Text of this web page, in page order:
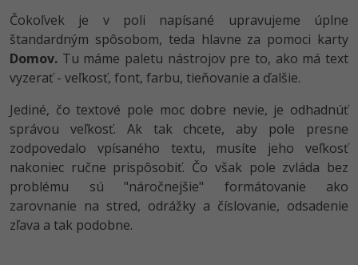
Čokoľvek je v poli napísané upravujeme úplne
štandardným spôsobom, teda hlavne za pomoci karty
Domov. Tu máme paletu nástrojov pre to, ako má text
vyzerať - veľkosť, font, farbu, tieňovanie a ďalšie.
Jediné, čo textové pole moc dobre nevie, je odhadnúť
správou veľkosť. Ak tak chcete, aby pole presne
zodpovedalo vpísaného textu, musíte jeho veľkosť
nakoniec ručne prispôsobiť. Čo však pole zvláda bez
problému sú "náročnejšie" formátovanie ako
zarovnanie na stred, odrážky a číslovanie, odsadenie
zľava a tak podobne.